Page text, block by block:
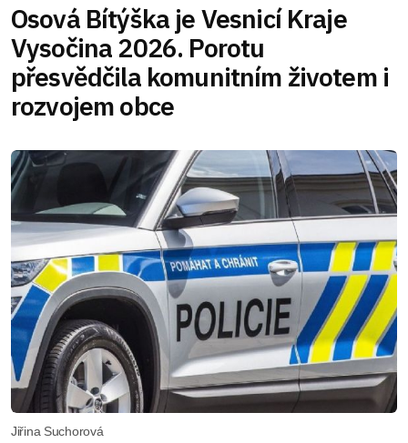
Osová Bítýška je Vesnicí Kraje
Vysočina 2026. Porotu
přesvědčila komunitním životem i
rozvojem obce
Jiřina Suchorová